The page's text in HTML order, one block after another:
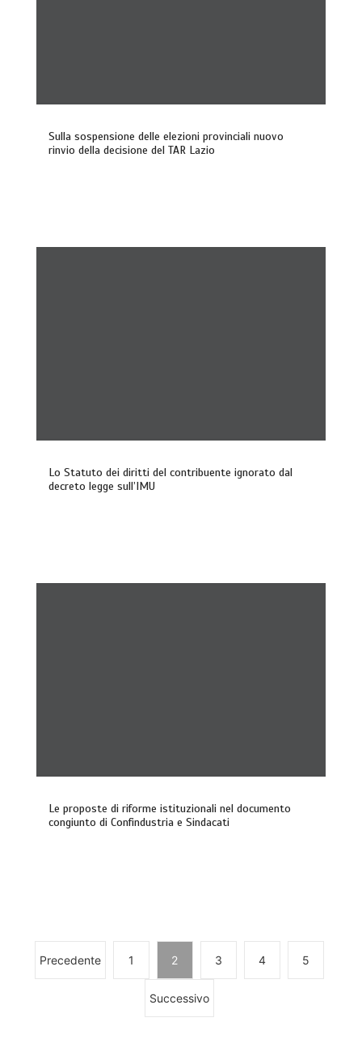
Sulla sospensione delle elezioni provinciali nuovo
rinvio della decisione del TAR Lazio
Lo Statuto dei diritti del contribuente ignorato dal
decreto legge sull’IMU
Le proposte di riforme istituzionali nel documento
congiunto di Confindustria e Sindacati
Precedente 1 2 3 4 5
Successivo